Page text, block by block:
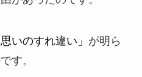
いのすれ違い」 が明ら
す。